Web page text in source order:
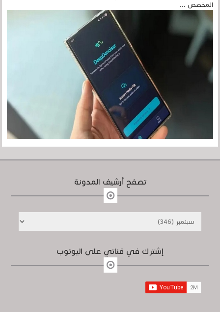
المخصص ...
تصفح أرشيف المدونة
إشترك في قناتي على اليوتوب